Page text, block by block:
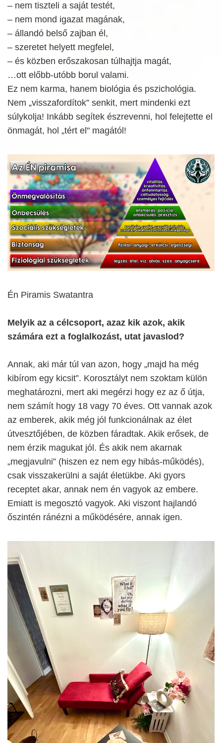
– nem tiszteli a saját testét,
– nem mond igazat magának,
– állandó belső zajban él,
– szeretet helyett megfelel,
– és közben erőszakosan túlhajtja magát,
…ott előbb-utóbb borul valami.
Ez nem karma, hanem biológia és pszichológia.
Nem „visszafordítok” senkit, mert mindenki ezt
súlykolja! Inkább segítek észrevenni, hol felejtette el
önmagát, hol „tért el" magától!
Én Piramis Swatantra
Melyik az a célcsoport, azaz kik azok, akik
számára ezt a foglalkozást, utat javaslod?
Annak, aki már túl van azon, hogy „majd ha még
kibírom egy kicsit”. Korosztályt nem szoktam külön
meghatározni, mert aki megérzi hogy ez az ő útja,
nem számít hogy 18 vagy 70 éves. Ott vannak azok
az emberek, akik még jól funkcionálnak az élet
útvesztőjében, de közben fáradtak. Akik erősek, de
nem érzik magukat jól. És akik nem akarnak
„megjavulni” (hiszen ez nem egy hibás-működés),
csak visszakerülni a saját életükbe. Aki gyors
receptet akar, annak nem én vagyok az embere.
Emiatt is megosztó vagyok. Aki viszont hajlandó
őszintén ránézni a működésére, annak igen.